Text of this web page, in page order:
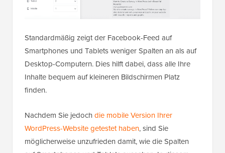
Standardmäßig zeigt der Facebook-Feed auf
Smartphones und Tablets weniger Spalten an als auf
Desktop-Computern. Dies hilft dabei, dass alle Ihre
Inhalte bequem auf kleineren Bildschirmen Platz
finden.
Nachdem Sie jedochdie mobile Version Ihrer
WordPress-Website getestet haben, sind Sie
möglicherweise unzufrieden damit, wie die Spalten